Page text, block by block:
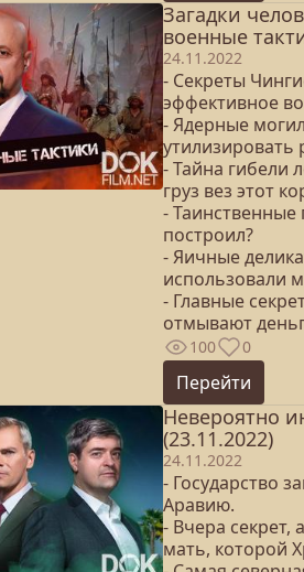
Загадки
военные
24.11.2022
- Секреты
эффективное
- Ядерные
утилизировать
- Тайна гибели
груз вез этот
- Таинственные
построил?
- Яичные
использовали
- Главные
отмывают
100 0
Перейти
Невероятно
(23.11.2022)
24.11.2022
- Государство
Аравию.
- Вчера секрет,
мать, которой